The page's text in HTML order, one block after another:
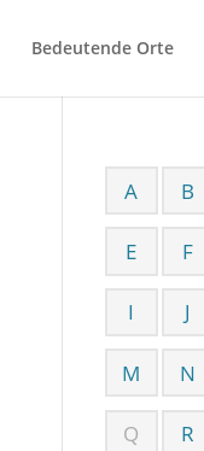
Bedeutende Orte
A B
E F
I J
M N
Q R